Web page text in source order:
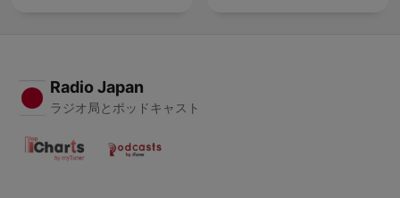
Radio Japan
ラジオ局とポッドキャスト